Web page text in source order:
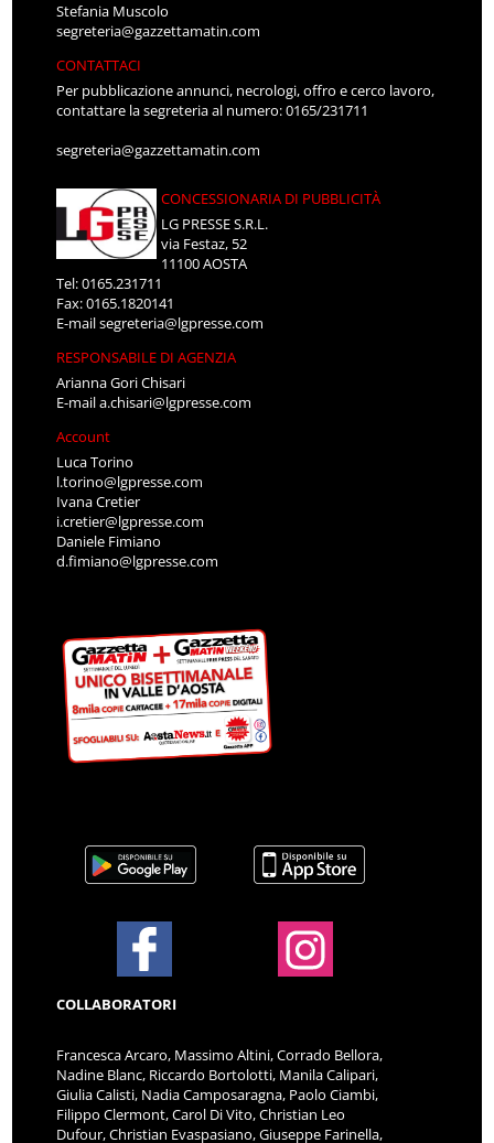
Stefania Muscolo
segreteria@gazzettamatin.com
CONTATTACI
Per pubblicazione annunci, necrologi, offro e cerco lavoro,
contattare la segreteria al numero: 0165/231711
segreteria@gazzettamatin.com
CONCESSIONARIA DI PUBBLICITÀ
LG PRESSE S.R.L.
via Festaz, 52
11100 AOSTA
Tel: 0165.231711
Fax: 0165.1820141
E-mailsegreteria@lgpresse.com
RESPONSABILE DI AGENZIA
Arianna Gori Chisari
E-maila.chisari@lgpresse.com
Account
Luca Torino
l.torino@lgpresse.com
Ivana Cretier
i.cretier@lgpresse.com
Daniele Fimiano
d.fimiano@lgpresse.com
COLLABORATORI
Francesca Arcaro, Massimo Altini, Corrado Bellora,
Nadine Blanc, Riccardo Bortolotti, Manila Calipari,
Giulia Calisti, Nadia Camposaragna, Paolo Ciambi,
Filippo Clermont, Carol Di Vito, Christian Leo
Dufour, Christian Evaspasiano, Giuseppe Farinella,